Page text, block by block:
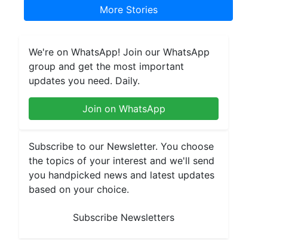
More Stories
We're on WhatsApp! Join our WhatsApp
group and get the most important
updates you need. Daily.
Join on WhatsApp
Subscribe to our Newsletter. You choose
the topics of your interest and we'll send
you handpicked news and latest updates
based on your choice.
Subscribe Newsletters